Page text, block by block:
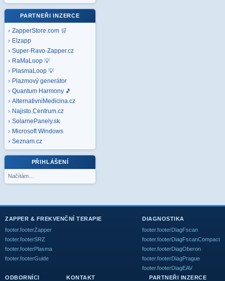
PARTNEŘI INZERCE
ZapperStore.com 🛒
Elzapp
Super-Ravo-Zapper.cz
RaMaLoop 💡
PlasmaLoop 💡
Plazmový generátor
Quantum Harmony 🎵
AlternativniMedicina.cz
Najisto.Centrum.cz
SolarnePanely.sk
Microsoft Windows
Seznam.cz
PŘIHLÁŠENÍ
Načítám…
ZAPPER & FREKVENČNÍ TERAPIE
footer.footerZapper
footer.footerSRZ
footer.footerPlasma
footer.footerGuide
DIAGNOSTIKA
footer.footerDiagFscan
footer.footerDiagFscanCompact
footer.footerDiagOberon
footer.footerDiagPrague
footer.footerDiagEAV
ODBORNÍCI
KONTAKT PARTNEŘI INZERCE